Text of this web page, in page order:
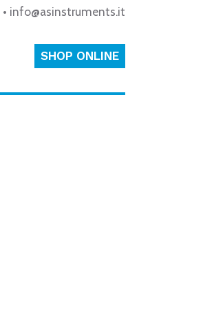
• info@asinstruments.it
SHOP ONLINE